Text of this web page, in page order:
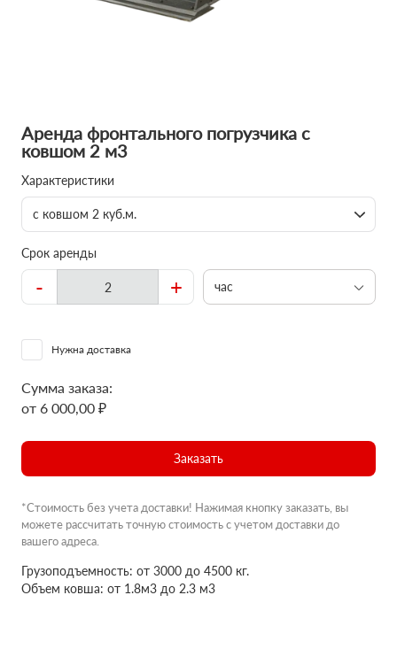
Аренда фронтального погрузчика с
ковшом 2 м3
Характеристики
с ковшом 2 куб.м.
Срок аренды
- + час
Нужна доставка
Сумма заказа:
от 6 000,00 ₽
Заказать
*Стоимость без учета доставки! Нажимая кнопку заказать, вы
можете рассчитать точную стоимость с учетом доставки до
вашего адреса.
Грузоподъемность: от 3000 до 4500 кг.
Объем ковша: от 1.8м3 до 2.3 м3